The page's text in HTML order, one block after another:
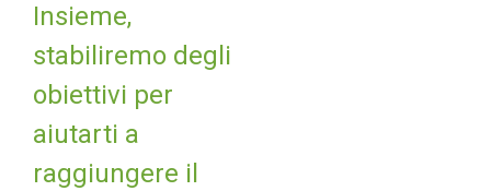
Insieme,
stabiliremo degli
obiettivi per
aiutarti a
raggiungere il